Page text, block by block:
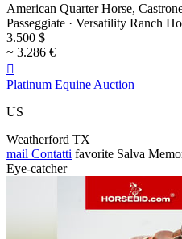
American Quarter Horse,
Passeggiate · Versatility Ranch
3.500 $
~ 3.286 €

Platinum Equine Auction
US
Weatherford TX
mail Contatti favorite Salva
Eye-catcher